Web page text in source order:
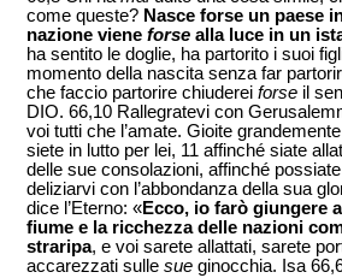
come queste? Nasce forse un paese
nazione viene forse alla luce in un
ha sentito le doglie, ha partorito i suoi
momento della nascita senza far
che faccio partorire chiuderei forse il
DIO. 66,10 Rallegratevi con
voi tutti che l’amate. Gioite
siete in lutto per lei, 11 affinché siate
delle sue consolazioni, affinché
deliziarvi con l’abbondanza della sua
dice l’Eterno: «Ecco, io farò giungere
fiume e la ricchezza delle nazioni
straripa, e voi sarete allattati, sarete
accarezzati sulle sue ginocchia. Isa